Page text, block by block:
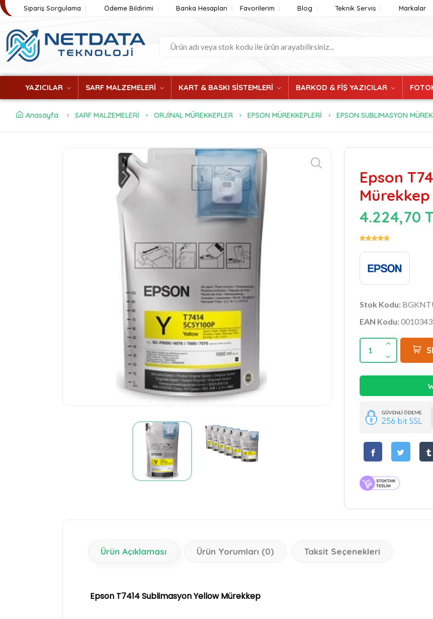
Sipariş Sorgulama Ödeme Bildirimi Banka Hesapları Favorilerim Blog Teknik Servis Markalar
YAZICILAR SARF MALZEMELERİ KART & BASKI SİSTEMLERİ BARKOD & FİŞ YAZICILAR
Anasayfa SARF MALZEMELERİ ORJİNAL MÜREKKEPLER EPSON MÜREKKEPLERİ EPSON SUBLIMASYON
Epson
Mürekkep
4.224,70
Stok Kodu:
EAN Kodu:
1
Ürün Açıklaması Ürün Yorumları (0) Taksit Seçenekleri
Epson T7414 Sublimasyon Yellow Mürekkep